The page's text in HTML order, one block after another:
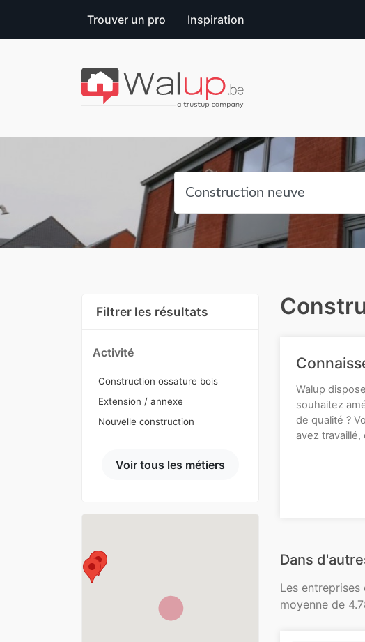
Trouver un pro Inspiration
Filtrer les résultats
Activité
Construction ossature bois
Extension / annexe
Nouvelle construction
Voir tous les métiers
Walup
souhaitez
de qualité ?
avez
Dans
Les
moyenne de